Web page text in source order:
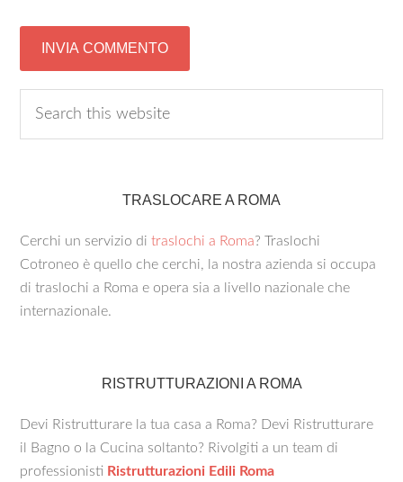
TRASLOCARE A ROMA
Cerchi un servizio ditraslochi a Roma? Traslochi
Cotroneo è quello che cerchi, la nostra azienda si occupa
di traslochi a Roma e opera sia a livello nazionale che
internazionale.
RISTRUTTURAZIONI A ROMA
Devi Ristrutturare la tua casa a Roma? Devi Ristrutturare
il Bagno o la Cucina soltanto? Rivolgiti a un team di
professionisti Ristrutturazioni Edili Roma